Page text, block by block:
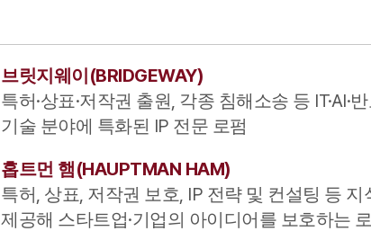
대륜의
고객의
브릿지웨이(BRIDGEWAY)
특허·상표·저작권 출원, 각종 침해소송 등 IT·AI·
기술 분야에 특화된 IP 전문 로펌
홉트먼 햄(HAUPTMAN HAM)
특허, 상표, 저작권 보호, IP 전략 및 컨설팅 등
제공해 스타트업·기업의 아이디어를 보호하는